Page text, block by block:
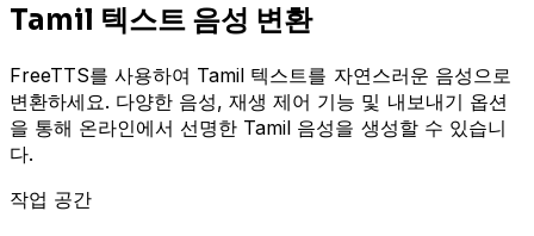
Tamil 텍스트 음성 변환
FreeTTS를 사용하여 Tamil 텍스트를 자연스러운 음성으로
변환하세요. 다양한 음성, 재생 제어 기능 및 내보내기 옵션
을 통해 온라인에서 선명한 Tamil 음성을 생성할 수 있습니
다.
작업 공간